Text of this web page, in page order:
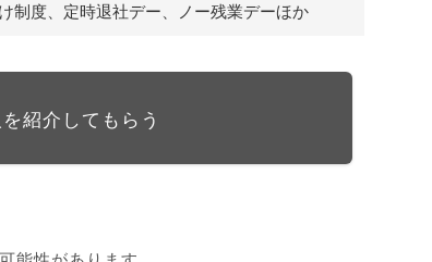
制度、定時退社デー、ノー残業デーほか
紹介してもらう